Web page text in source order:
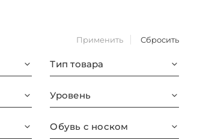
Применить Сбросить
Тип товара
Уровень
Обувь с носком